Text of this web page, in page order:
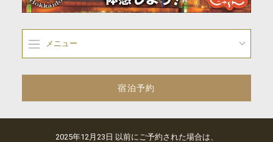
メニュー
宿泊予約
2025年12月23日 以前にご予約された場合は、